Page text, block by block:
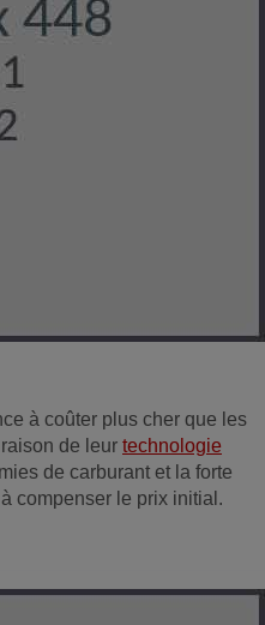
à coûter plus cher que les
de leur technologie
de carburant et la forte
compenser le prix initial.